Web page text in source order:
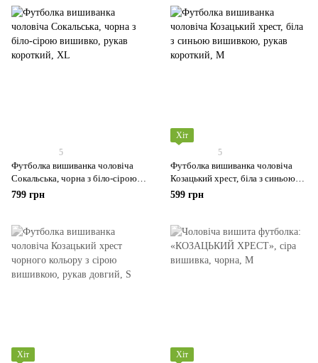
5
Футболка вишиванка чоловіча
Сокальська, чорна з біло-сірою
вишивко, рукав короткий
799 грн
Хіт
5
Футболка вишиванка чоловіча
Козацький хрест, біла з синьою
вишивкою, рукав короткий
599 грн
Хіт
Хіт